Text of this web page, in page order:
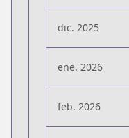
dic. 2025
ene. 2026
feb. 2026